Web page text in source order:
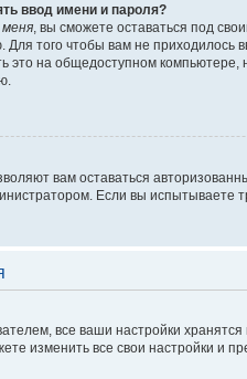
ввод имени и пароля?
, вы сможете оставаться под
Для того чтобы вам не
на общедоступном компьютере,
вам оставаться
Если вы
все ваши настройки
изменить все свои настройки и